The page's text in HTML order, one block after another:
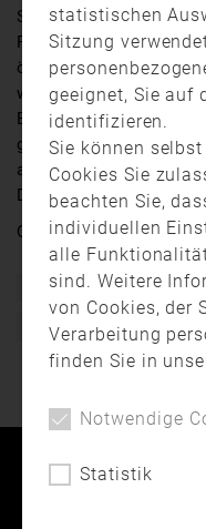
Sie helfen, wenn es
Feuerwehren sind
öffentlichen Lebens.
wird in
Beim
ganz Bayern
auch Bayerns
Deutschen
Quelle:Oberpfalz TV
Bundeswettbewerb
Kontakt
statistischen
Sitzung
geeignet, Sie auf
identifizieren.
Sie können
Cookies Sie
beachten Sie,
individuellen
alle
sind. Weitere
von Cookies, der
Verarbeitung
finden Sie in
Notwendige
Statistik